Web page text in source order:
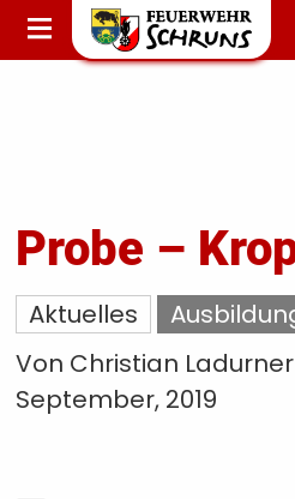
STARTSEITE
AKTUELLES
Probe –
Aktuelles
Von Christian Ladurner
September, 2019